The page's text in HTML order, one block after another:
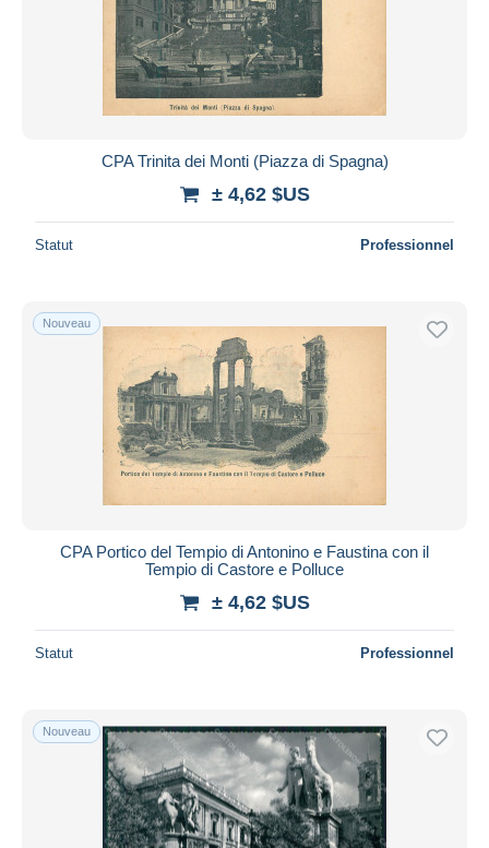
CPA Trinita dei Monti (Piazza di Spagna)
± 4,62 $US
Statut Professionnel
Nouveau
CPA Portico del Tempio di Antonino e Faustina con il
Tempio di Castore e Polluce
± 4,62 $US
Statut Professionnel
Nouveau